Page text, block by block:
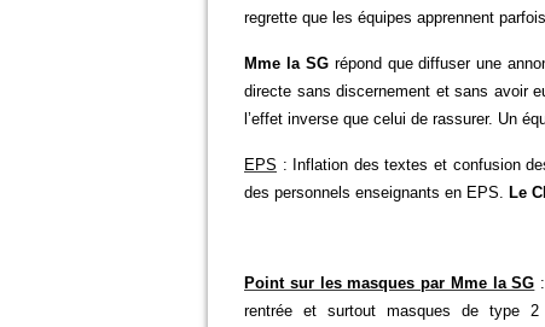
regrette que les équipes apprennent
Mme la SGrépond que diffuser une
directe sans discernement et sans avoir
l’effet inverse que celui de rassurer. Un
EPS : Inflation des textes et confusion
des personnels enseignants en EPS.
Le
Point sur les masques par Mme la SG
rentrée et surtout masques de type